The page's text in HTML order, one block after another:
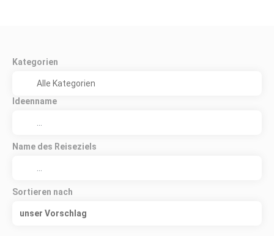
Kategorien
Ideenname
Name des Reiseziels
Sortieren nach
unser Vorschlag